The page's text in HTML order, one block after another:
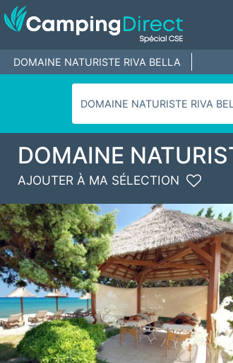
DOMAINE NATURISTE RIVA BELLA
DOMAINE
AJOUTER À MA SÉLECTION